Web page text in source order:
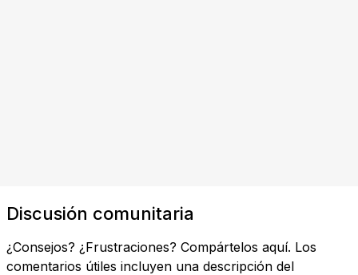
Discusión comunitaria
¿Consejos? ¿Frustraciones? Compártelos aquí. Los
comentarios útiles incluyen una descripción del